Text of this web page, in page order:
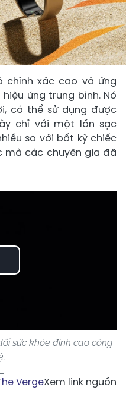
chính xác cao và ứng
ứng trung bình. Nó
có thể sử dụng được
chỉ với một lần sạc
so với bất kỳ chiếc
mà các chuyên gia đã
sức khỏe đỉnh cao công
VergeXem link nguồn